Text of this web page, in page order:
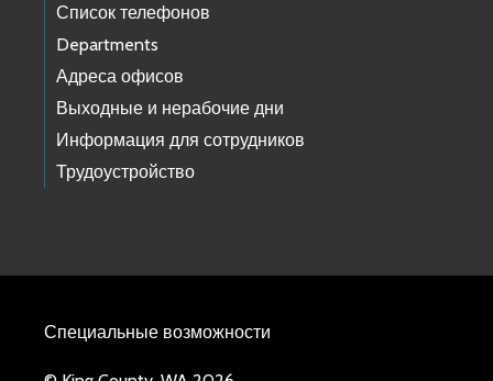
Список телефонов
Departments
Адреса офисов
Выходные и нерабочие дни
Информация для сотрудников
Трудоустройство
Специальные возможности